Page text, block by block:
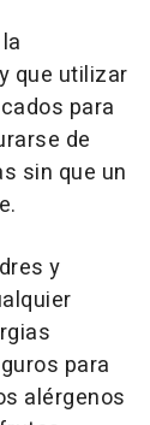
que utilizar
para
de
sin que un
y
para
alérgenos